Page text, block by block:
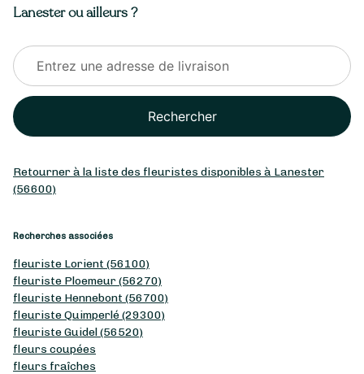
Lanester ou ailleurs ?
Rechercher
Retourner à la liste des fleuristes disponibles à Lanester
(56600)
Recherches associées
fleuriste Lorient (56100)
fleuriste Ploemeur (56270)
fleuriste Hennebont (56700)
fleuriste Quimperlé (29300)
fleuriste Guidel (56520)
fleurs coupées
fleurs fraîches